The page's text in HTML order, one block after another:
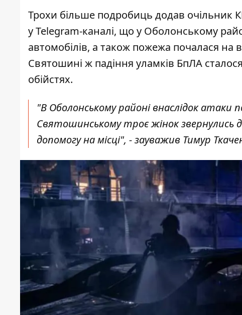
Трохи більше подробиць додав очільник
у Telegram-каналі, що у Оболонському
автомобілів, а також пожежа почалася на
Святошині ж падіння уламків БпЛА
обійстях.
"В Оболонському районі внаслідок
Святошинському троє жінок звернулись
допомогу на місці", - зауважив Тимур